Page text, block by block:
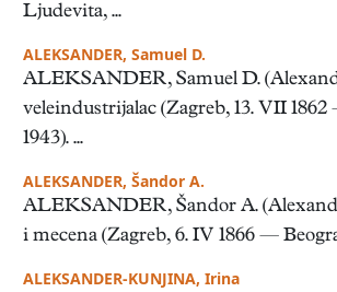
Ljudevita, ...
ALEKSANDER, Samuel D.
ALEKSANDER, Samuel D.
veleindustrijalac (Zagreb, 13. VII
1943). ...
ALEKSANDER, Šandor A.
ALEKSANDER, Šandor A.
i mecena (Zagreb, 6. IV 1866 —
ALEKSANDER-KUNJINA, Irina